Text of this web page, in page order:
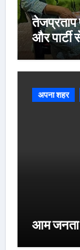
तेजप्रताप
और पार्टी
अपना शहर
आम जनता